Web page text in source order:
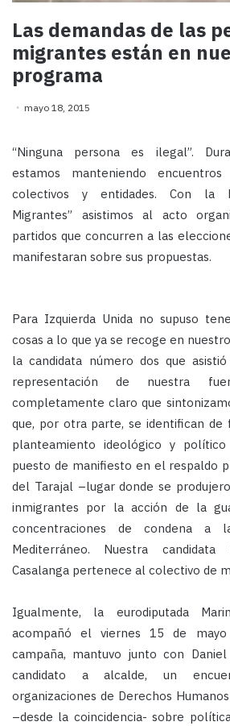
Las demandas de las
migrantes están en
programa
mayo 18, 2015
“Ninguna persona es ilegal”.
estamos manteniendo
colectivos y entidades. Con la
Migrantes” asistimos al acto
partidos que concurren a las
manifestaran sobre sus propuestas.
Para Izquierda Unida no supuso
cosas a lo que ya se recoge en
la candidata número dos que
representación de nuestra
completamente claro que
que, por otra parte, se identifican
planteamiento ideológico y político
puesto de manifiesto en el respaldo
del Tarajal –lugar donde se
inmigrantes por la acción de la
concentraciones de condena
Mediterráneo. Nuestra
Casalanga pertenece al colectivo de
Igualmente, la eurodiputada
acompañó el viernes 15 de
campaña, mantuvo junto con
candidato a alcalde, un
organizaciones de Derechos
–desde la coincidencia- sobre